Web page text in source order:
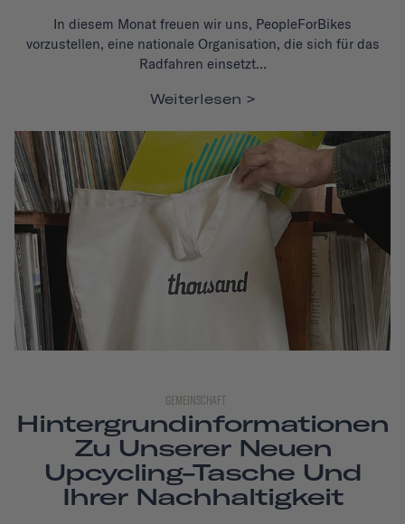
In diesem Monat freuen wir uns, PeopleForBikes
vorzustellen, eine nationale Organisation, die sich für das
Radfahren einsetzt...
Weiterlesen
GEMEINSCHAFT
Hintergrundinformationen
Zu Unserer Neuen
Upcycling-Tasche Und
Ihrer Nachhaltigkeit